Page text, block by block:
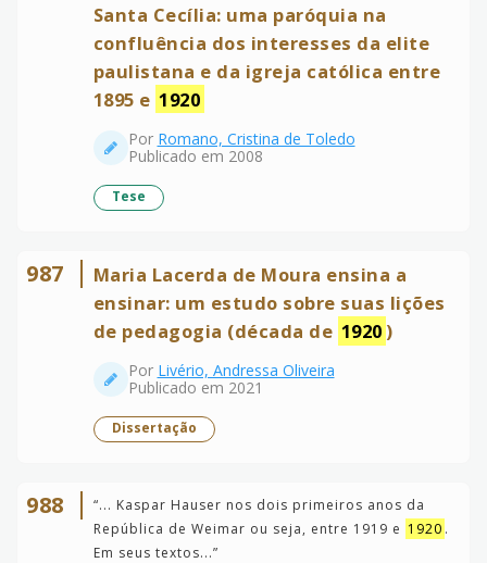
Santa Cecília: uma paróquia na
confluência dos interesses da elite
paulistana e da igreja católica entre
1895 e 1920
Por Romano, Cristina de Toledo
Publicado em 2008
Tese
987
Maria Lacerda de Moura ensina a
ensinar: um estudo sobre suas lições
de pedagogia (década de 1920 )
Por Livério, Andressa Oliveira
Publicado em 2021
Dissertação
988 “... Kaspar Hauser nos dois primeiros anos da
República de Weimar ou seja, entre 1919 e 1920 .
Em seus textos...”